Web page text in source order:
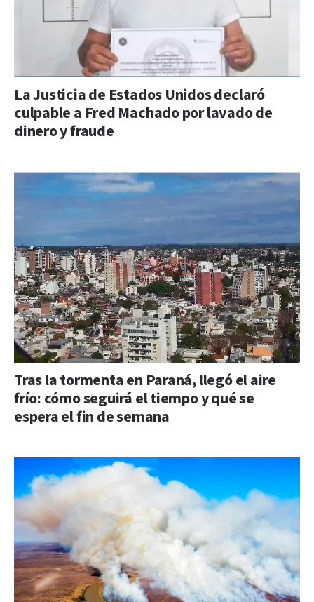
La Justicia de Estados Unidos declaró
culpable a Fred Machado por lavado de
dinero y fraude
Tras la tormenta en Paraná, llegó el aire
frío: cómo seguirá el tiempo y qué se
espera el fin de semana